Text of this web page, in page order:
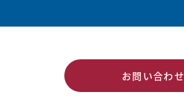
お問い合わせ